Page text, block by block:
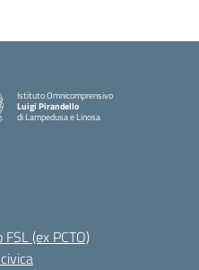
Istituto Omnicomprensivo
Luigi Pirandello
di Lampedusa e Linosa
(ex PCTO)